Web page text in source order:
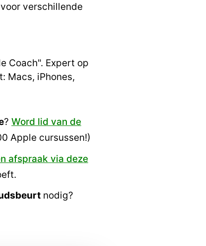
verschillende
Coach". Expert op
Macs, iPhones,
? Word lid van de
Apple cursussen!)
afspraak via deze
nodig?